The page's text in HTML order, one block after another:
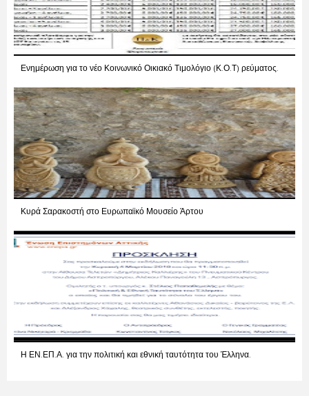
Ενημέρωση για το νέο Κοινωνικό Οικιακό Τιμολόγιο (Κ.Ο.Τ) ρεύματος.
Κυρά Σαρακοστή στο Ευρωπαϊκό Μουσείο Άρτου
Η ΕΝ.ΕΠ.Α. για την πολιτική και εθνική ταυτότητα του Έλληνα.